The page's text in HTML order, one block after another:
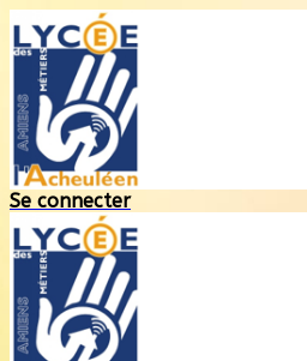
Se connecter